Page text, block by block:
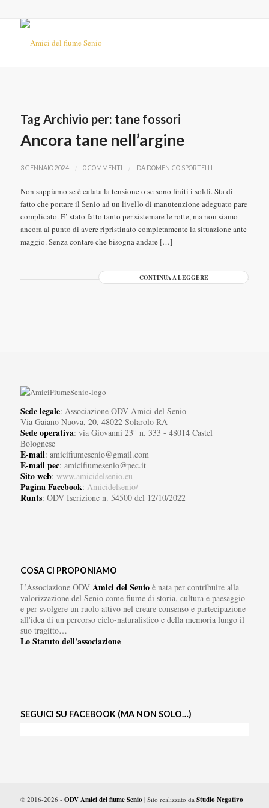
Tag Archivio per: tane fossori
Ancora tane nell’argine
3 GENNAIO 2024 / 0 COMMENTI / DA DOMENICO SPORTELLI
Non sappiamo se è calata la tensione o se sono finiti i soldi. Sta di
fatto che portare il Senio ad un livello di manutenzione adeguato pare
complicato. E’ stato fatto tanto per sistemare le rotte, ma non siamo
ancora al punto di avere ripristinato completamente la situazione ante
maggio. Senza contare che bisogna andare […]
CONTINUA A LEGGERE
Sede legale: Associazione ODV Amici del Senio
Via Gaiano Nuova, 20, 48022 Solarolo RA
Sede operativa: via Giovanni 23° n. 333 - 48014 Castel
Bolognese
E-mail: amicifiumesenio@gmail.com
E-mail pec: amicifiumesenio@pec.it
Sito web: www.amicidelsenio.eu
Pagina Facebook: Amicidelsenio/
Runts: ODV Iscrizione n. 54500 del 12/10/2022
COSA CI PROPONIAMO
L’Associazione ODV Amici del Senioè nata per contribuire alla
valorizzazione del Senio come fiume di storia, cultura e paesaggio
e per svolgere un ruolo attivo nel creare consenso e partecipazione
all'idea di un percorso ciclo-naturalistico e della memoria lungo il
suo tragitto…
Lo Statuto dell'associazione
SEGUICI SU FACEBOOK (MA NON SOLO…)
© 2016-2026 - ODV Amici del fiume Senio| Sito realizzato da Studio Negativo